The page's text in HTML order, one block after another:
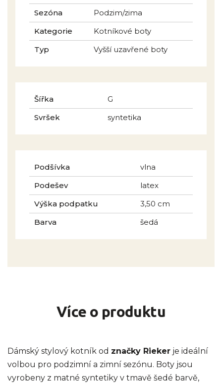
Sezóna
Podzim/zima
Kategorie
Kotníkové boty
Typ
Vyšší uzavřené boty
Šířka
G
Svršek
syntetika
Podšívka
vlna
Podešev
latex
Výška podpatku
3,50 cm
Barva
šedá
Více o produktu
Dámský stylový kotník od značky Rieker je ideální
volbou pro podzimní a zimní sezónu. Boty jsou
vyrobeny z matné syntetiky v tmavě šedé barvě,